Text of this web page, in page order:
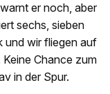
er noch, aber
sechs, sieben
und wir fliegen auf
Chance zum
in der Spur.